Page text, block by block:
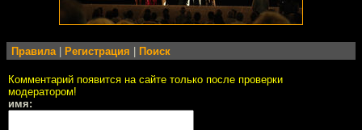
Правила Регистрация Поиск
Комментарий появится на сайте только после проверки
модератором!
имя: